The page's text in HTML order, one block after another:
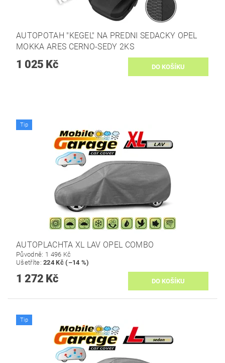
AUTOPOTAH "KEGEL" NA PREDNI SEDACKY OPEL
MOKKA ARES CERNO-SEDY 2KS
1 025 Kč
Tip
AUTOPLACHTA XL LAV OPEL COMBO
Původně: 1 496 Kč
Ušetříte:224 Kč (–14 %)
1 272 Kč
Tip